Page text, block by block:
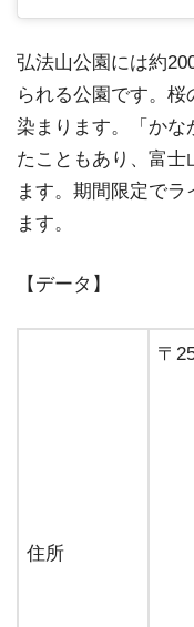
弘法山公園には約
られる公園です。
染まります。「かな
たこともあり、富士
ます。期間限定で
ます。
【データ】
住所
〒